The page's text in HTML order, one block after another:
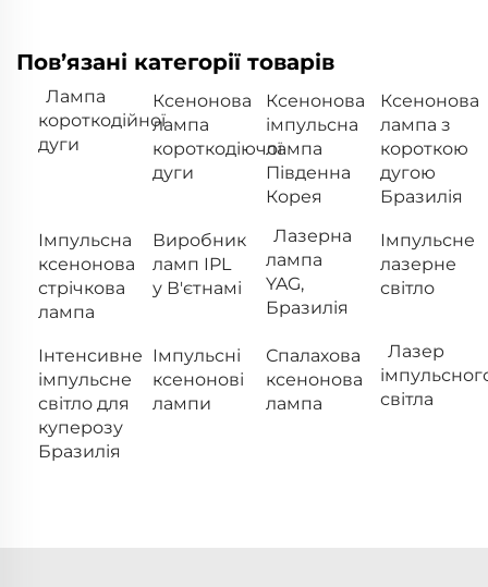
Пов’язані категорії товарів
Лампа
короткодійної
дуги
Ксенонова
лампа
короткодіючої
дуги
Ксенонова
імпульсна
лампа
Південна
Корея
Ксенонова
лампа з
короткою
дугою
Бразилія
Імпульсна
ксенонова
стрічкова
лампа
Виробник
ламп IPL
у В'єтнамі
Лазерна
лампа
YAG,
Бразилія
Імпульсне
лазерне
світло
Інтенсивне
імпульсне
світло для
куперозу
Бразилія
Імпульсні
ксенонові
лампи
Спалахова
ксенонова
лампа
Лазер
світла